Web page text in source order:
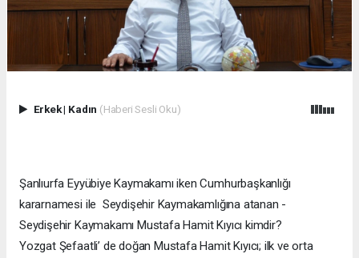
Erkek| Kadın (Haberi Sesli Oku)
Şanlıurfa Eyyübiye Kaymakamı iken Cumhurbaşkanlığı
kararnamesi ile Seydişehir Kaymakamlığına atanan -
Seydişehir Kaymakamı Mustafa Hamit Kıyıcı kimdir?
Yozgat Şefaatli’ de doğan Mustafa Hamit Kıyıcı; ilk ve orta